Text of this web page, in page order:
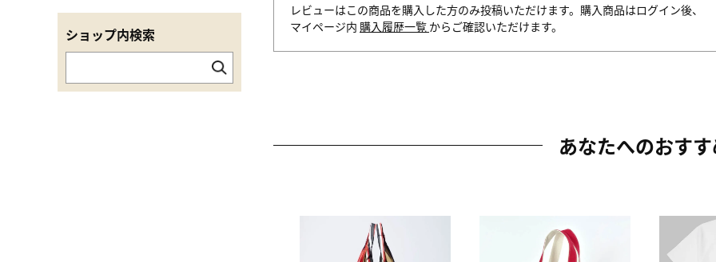
レビューはこの商品を購入した方のみ投稿いただけます。購入商品はログイン後、
マイページ内 購入履歴一覧 からご確認いただけます。
あなたへのおす
ショップ内検索